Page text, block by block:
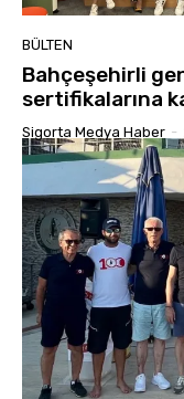
BÜLTEN
Bahçeşehirli
sertifikalarına
Sigorta Medya Haber -